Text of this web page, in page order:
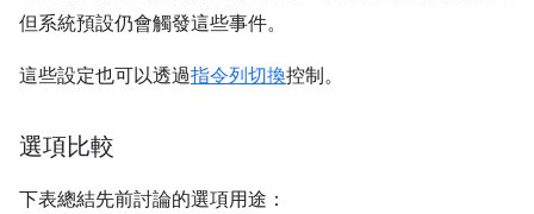
但系統預設仍會觸發這些事件。
這些設定也可以透過指令列切換控制。
選項比較
下表總結先前討論的選項用途：